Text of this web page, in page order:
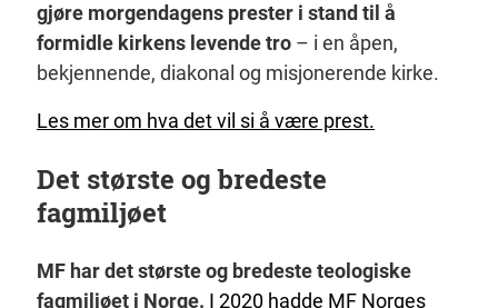
gjøre morgendagens prester i stand til å
formidle kirkens levende tro – i en åpen,
bekjennende, diakonal og misjonerende kirke.
Les mer om hva det vil si å være prest.
Det største og bredeste
fagmiljøet
MF har det største og bredeste teologiske
fagmiljøet i Norge. I 2020 hadde MF Norges